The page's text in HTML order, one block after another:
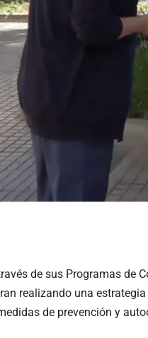
de sus Programas de
realizando una
de prevención y